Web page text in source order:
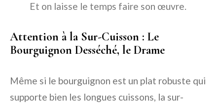
Et on laisse le temps faire son œuvre.
Attention à la Sur-Cuisson : Le
Bourguignon Desséché, le Drame
Même si le bourguignon est un plat robuste qui
supporte bien les longues cuissons, la sur-